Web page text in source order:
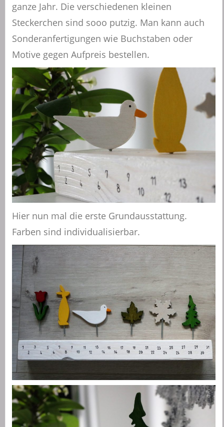
ganze Jahr. Die verschiedenen kleinen
Steckerchen sind sooo putzig. Man kann auch
Sonderanfertigungen wie Buchstaben oder
Motive gegen Aufpreis bestellen.
Hier nun mal die erste Grundausstattung.
Farben sind individualisierbar.